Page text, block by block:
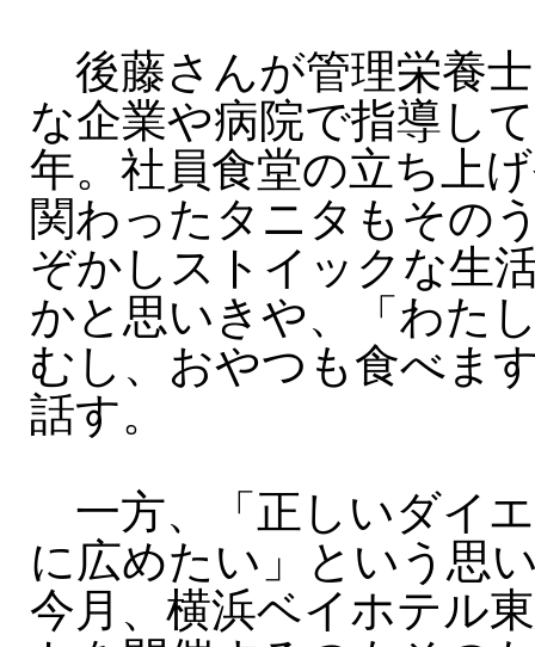
後藤さんが管理栄養
な企業や病院で指導し
年。社員食堂の立ち上
関わったタニタもその
ぞかしストイックな生
かと思いきや、「わた
むし、おやつも食べま
話す。
一方、「正しいダイ
に広めたい」という思
今月、横浜ベイホテル